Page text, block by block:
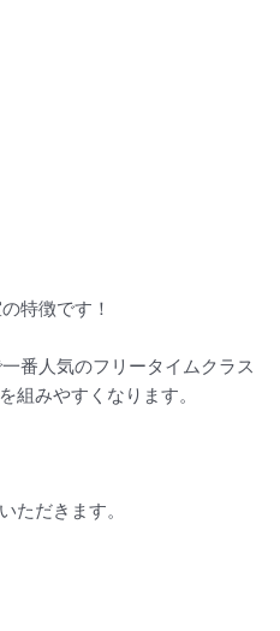
特徴です！
番人気のフリータイムクラス
みやすくなります。
ただきます。